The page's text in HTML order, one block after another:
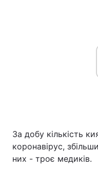
За добу кількість
коронавірус,
них - троє медиків.